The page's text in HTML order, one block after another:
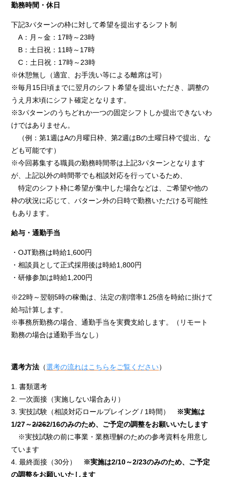
勤務時間・休日
下記3パターンの枠に対して希望を提出するシフト制
A：月～金：17時～23時
B：土日祝：11時～17時
C：土日祝：17時～23時
※休憩無し（適宜、お手洗い等による離席は可）
※毎月15日頃までに翌月のシフト希望を提出いただき、調整の
うえ月末頃にシフト確定となります。
※3パターンのうちどれか一つの固定シフトしか提出できないわ
けではありません。
（例：第1週はAの月曜日枠、第2週はBの土曜日枠で提出、な
ども可能です）
※今回募集する職員の勤務時間帯は上記3パターンとなります
が、上記以外の時間帯でも相談対応を行っているため、
特定のシフト枠に希望が集中した場合などは、ご希望や他の
枠の状況に応じて、パターン外の日時で勤務いただける可能性
もあります。
給与・通勤手当
・OJT勤務は時給1,600円
・相談員として正式採用後は時給1,800円
・研修参加は時給1,200円
※22時～翌朝5時の稼働は、法定の割増率1.25倍を時給に掛けて
給与計算します。
※事務所勤務の場合、通勤手当を実費支給します。（リモート
勤務の場合は通勤手当なし）
選考方法 （選考の流れはこちらをご覧ください）
1. 書類選考
2. 一次面接（実施しない場合あり）
3. 実技試験（相談対応ロールプレイング / 1時間） ※実施は
1/27～2/262/16のみのため、ご予定の調整をお願いいたします
※実技試験の前に事業・業務理解のための参考資料を用意し
ています
4. 最終面接（30分） ※実施は2/10～2/23のみのため、ご予定
の調整をお願いいたします